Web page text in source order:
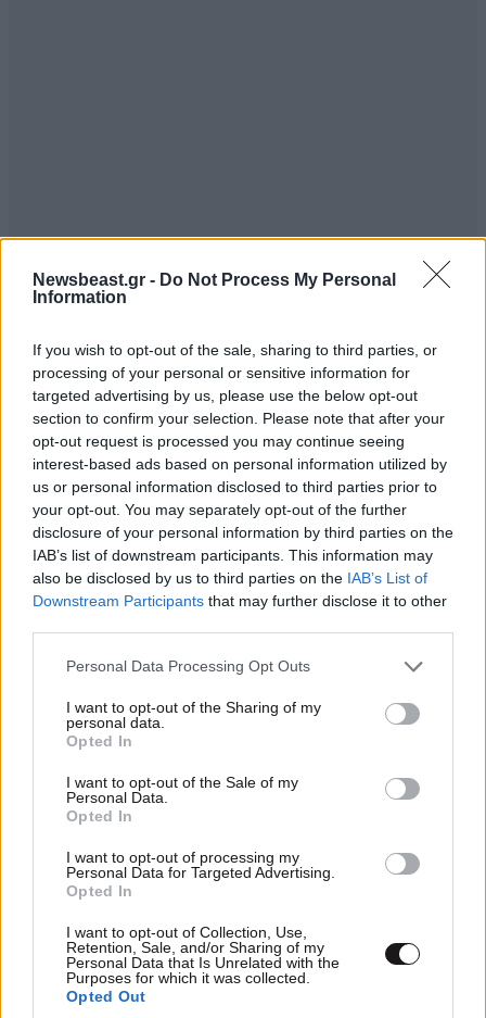
Newsbeast.gr - Do Not Process My Personal
Information
If you wish to opt-out of the sale, sharing to third parties, or
processing of your personal or sensitive information for
targeted advertising by us, please use the below opt-out
section to confirm your selection. Please note that after your
opt-out request is processed you may continue seeing
interest-based ads based on personal information utilized by
us or personal information disclosed to third parties prior to
your opt-out. You may separately opt-out of the further
disclosure of your personal information by third parties on the
IAB’s list of downstream participants. This information may
also be disclosed by us to third parties on the IAB’s List of
Downstream Participants that may further disclose it to other
Please note that this website/app uses one or more Google
not limited to your visit or usage behaviour. You may click to
grant or deny consent to Google and its third-party tags to
use your data for below specified purposes in below Google
consent section.
Personal Data Processing Opt Outs
I want to opt-out of the Sharing of my
personal data.
Opted In
I want to opt-out of the Sale of my
Personal Data.
Opted In
I want to opt-out of processing my
Personal Data for Targeted Advertising.
Opted In
I want to opt-out of Collection, Use,
Retention, Sale, and/or Sharing of my
Personal Data that Is Unrelated with the
Purposes for which it was collected.
Opted Out
ΟΙΚΟΝΟΜΙΑ08·08·2026 13:03
τηλεφώνημα από την ΑΑΔΕ για φορολογικές
εκκρεμότητες